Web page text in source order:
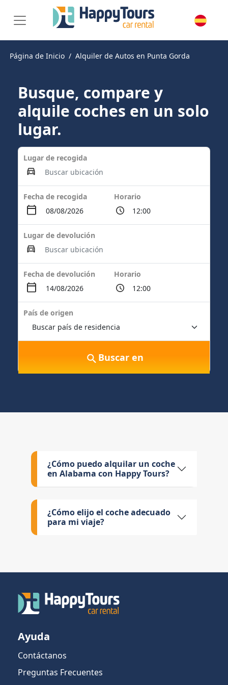
Página de Inicio Alquiler de Autos en Punta Gorda
Busque, compare y
alquile coches en un solo
lugar.
Lugar de recogida
Fecha de recogida Horario
Lugar de devolución
Fecha de devolución Horario
País de origen
Buscar en
¿Cómo puedo alquilar un coche
en Alabama con Happy Tours?
¿Cómo elijo el coche adecuado
para mi viaje?
Ayuda
Contáctanos
Preguntas Frecuentes